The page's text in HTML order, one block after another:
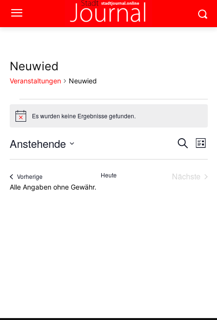
Neuwied
Veranstaltungen Neuwied
Veranstaltungen
HinweisEs wurden keine Ergebnisse gefunden.
Suche
und
SucheListe
Anstehende
VorherigeVeranstaltungen Heute
Nächste
Alle Angaben ohne Gewähr.